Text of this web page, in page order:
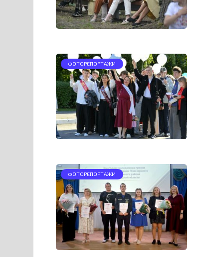
ФОТОРЕПОРТАЖИ
ФОТОРЕПОРТАЖИ